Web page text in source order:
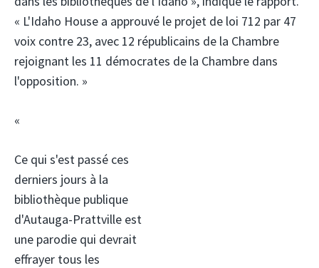
« L'Idaho House a approuvé le projet de loi 712 par 47
voix contre 23, avec 12 républicains de la Chambre
rejoignant les 11 démocrates de la Chambre dans
l'opposition. »
«
Ce qui s'est passé ces
derniers jours à la
bibliothèque publique
d'Autauga-Prattville est
une parodie qui devrait
effrayer tous les